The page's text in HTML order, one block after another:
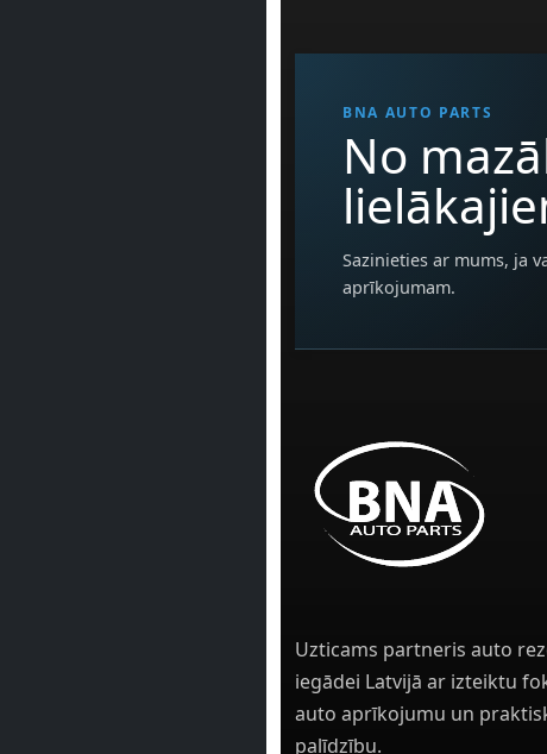
BNA AUTO PARTS
No
Sazinieties ar mums, ja
aprīkojumam.
Uzticams partneris auto
iegādei Latvijā ar izteiktu
auto aprīkojumu un
palīdzību.